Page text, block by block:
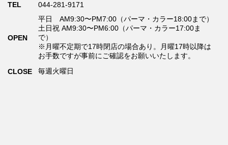
TEL
044-281-9171
OPEN
平日 AM9:30〜PM7:00（パーマ・カラー18:00まで）
土日祝 AM9:30〜PM6:00（パーマ・カラー17:00ま
で）
※月曜不定期で17時閉店の場合あり。月曜17時以降は
お手数ですが事前にご確認をお願いいたします。
CLOSE
毎週火曜日